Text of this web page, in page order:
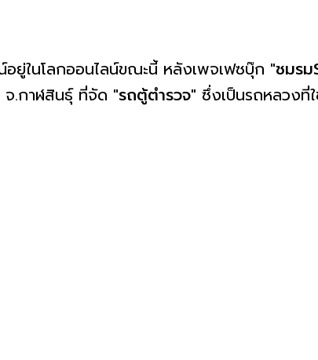
ยู่ในโลกออนไลน์ขณะนี้ หลังเพจเฟซบุ๊ก "ชมรม
.กาฬสินธุ์​ ที่จัด "รถตู้ตำรวจ" ซึ่งเป็นรถหลวงที่